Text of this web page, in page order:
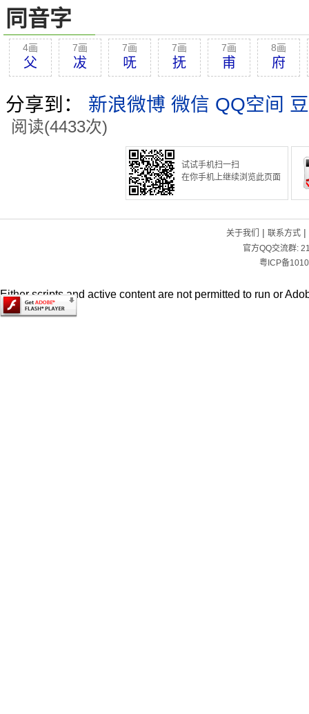
同音字
4画
父
7画
冹
7画
呒
7画
抚
7画
甫
8画
府
分享到： 新浪微博 微信 QQ空间
阅读(4433次)
试试手机扫一扫
在你手机上继续浏览此页面
关于我们 | 联系方式|
官方QQ交流群:
粤ICP备
Either scripts and active content are not permitted to run or